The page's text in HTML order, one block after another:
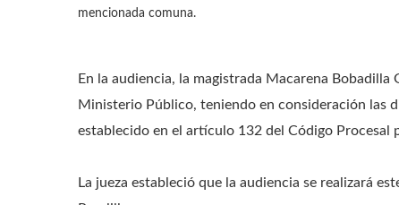
mencionada comuna.
En la audiencia, la magistrada Macarena
Ministerio Público, teniendo en consideración las
establecido en el artículo 132 del Código Procesal
La jueza estableció que la audiencia se realizará